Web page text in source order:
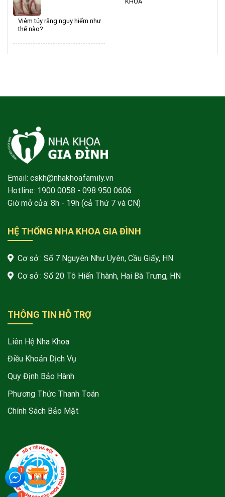
Viêm tủy răng nguy hiểm như
thế nào?
Email: cskh@nhakhoafamily.vn
Hotline: 1900 0058 - 098 950 0606
Giờ mở cửa: 8h - 19h (cả Thứ 7 và CN)
HỆ THỐNG NHA KHOA GIA ĐÌNH
Cơ sở : Số 7 Nguyên Như Uyên, Cầu Giấy, HN
Cơ sở : Số 20 Tô Hiến Thành, Hai Bà Trưng, HN
THÔNG TIN HỖ TRỢ
Liên Hệ Nha Khoa
Điều Khoản Dịch Vụ
Quy Định Bảo Hành
Phương Thức Thanh Toán
Chính Sách Bảo Mật